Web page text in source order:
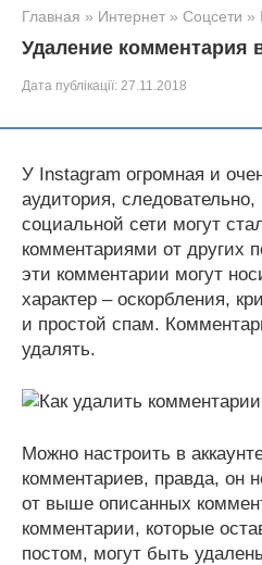
Главная » Интернет » Соцсети »
Удаление комментария
Дата публікації: 27.11.2018
У Instagram огромная и
аудитория,
социальной сети могут
комментариями от других
эти комментарии могут
характер – оскорбления,
и простой спам.
удалять.
Можно настроить в
комментариев, правда, он
от выше описанных
комментарии, которые
постом, могут быть